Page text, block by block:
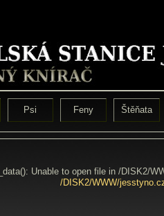
Psi Feny Štěňata
Unable to open file in /DISK2/
/DISK2/WWW/